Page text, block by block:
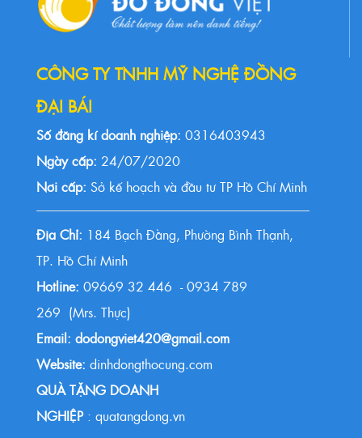
CÔNG TY TNHH MỸ NGHỆ ĐỒNG
ĐẠI BÁI
Số đăng kí doanh nghiệp: 0316403943
Ngày cấp: 24/07/2020
Nơi cấp: Sở kế hoạch và đầu tư TP Hồ Chí Minh
Địa Chỉ: 184 Bạch Đằng, Phường Bình Thạnh,
TP. Hồ Chí Minh
Hotline: 09669 32 446 - 0934 789
269 (Mrs. Thực)
Email: dodongviet420@gmail.com
Website: dinhdongthocung.com
QUÀ TẶNG DOANH
NGHIỆP : quatangdong.vn